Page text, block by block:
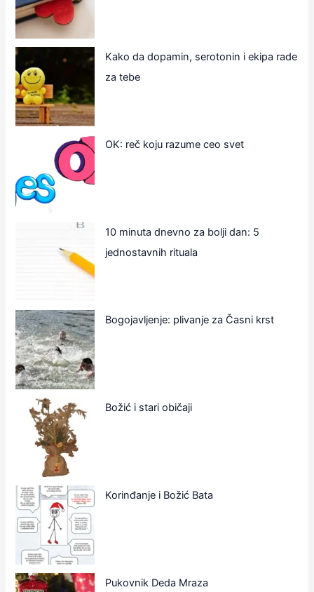
Kako da dopamin, serotonin i ekipa rade
za tebe
OK: reč koju razume ceo svet
10 minuta dnevno za bolji dan: 5
jednostavnih rituala
Bogojavljenje: plivanje za Časni krst
Božić i stari običaji
Korinđanje i Božić Bata
Pukovnik Deda Mraza